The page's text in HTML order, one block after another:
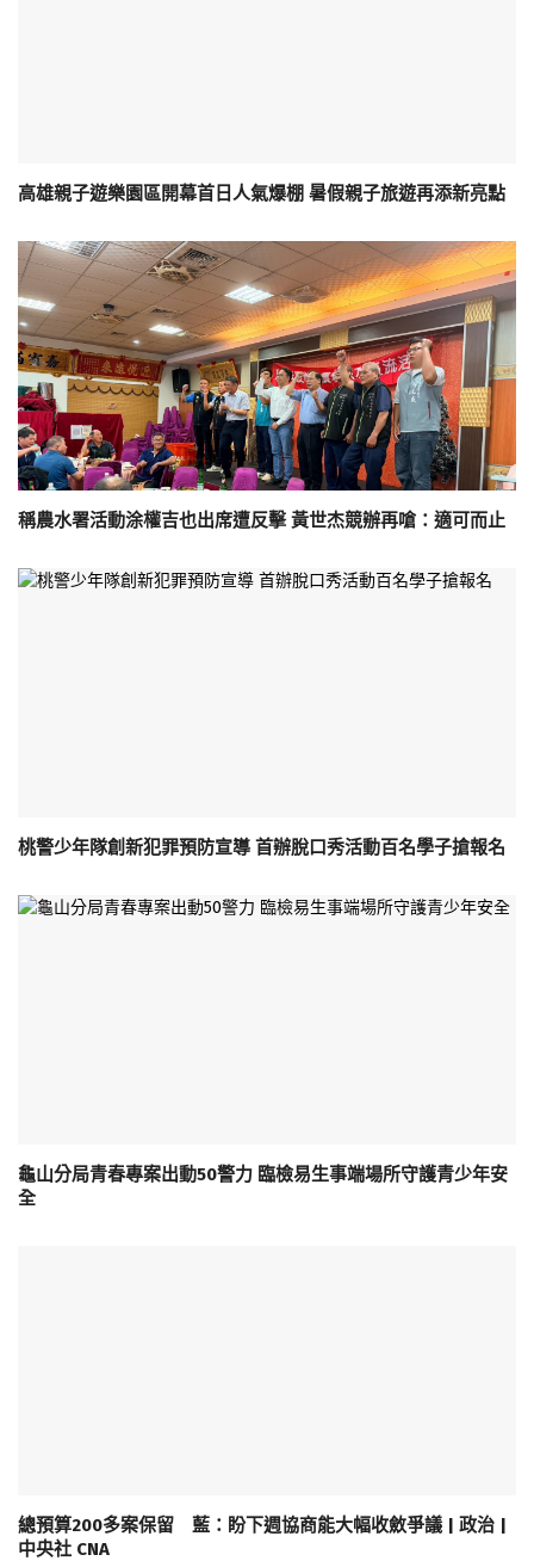
高雄親子遊樂園區開幕首日人氣爆棚 暑假親子旅遊再添新亮點
稱農水署活動涂權吉也出席遭反擊 黃世杰競辦再嗆：適可而止
桃警少年隊創新犯罪預防宣導 首辦脫口秀活動百名學子搶報名
龜山分局青春專案出動50警力 臨檢易生事端場所守護青少年安
全
總預算200多案保留 藍：盼下週協商能大幅收斂爭議 | 政治 |
中央社 CNA